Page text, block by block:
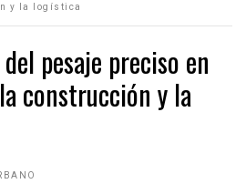
y la logística
pesaje preciso en
construcción y la